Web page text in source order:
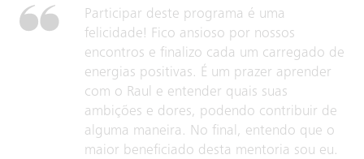
Participar deste programa é uma
felicidade! Fico ansioso por nossos
encontros e finalizo cada um carregado de
energias positivas. É um prazer aprender
com o Raul e entender quais suas
ambições e dores, podendo contribuir de
alguma maneira. No final, entendo que o
maior beneficiado desta mentoria sou eu.